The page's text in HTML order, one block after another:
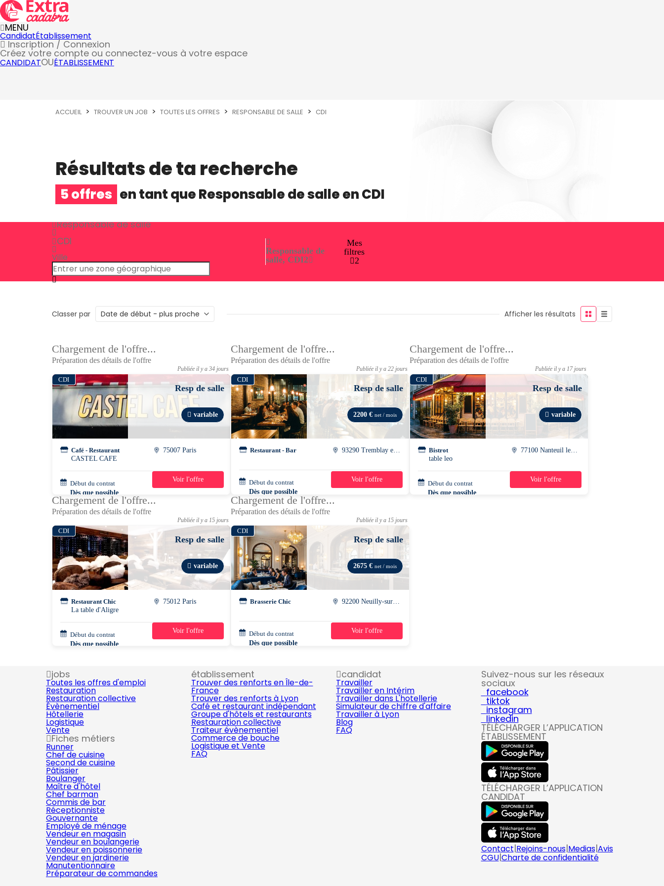
MENU
CandidatÉtablissement
Inscription / Connexion
Créez votre compte ou connectez-vous à votre espace
CANDIDATOUÉTABLISSEMENT
ACCUEIL TROUVER UN JOB TOUTES LES OFFRES RESPONSABLE DE SALLE CDI
Résultats de ta recherche
5 offres en tant queResponsable de salleenCDI
Responsable de salle
CDI
Ville
Responsable de
salle, CDI2
Mes
filtres
2
Classer par Afficher les résultats
Chargement de l'offre...
Préparation des détails de l'offre
Publiée il y a 34 jours
CDI
Resp de salle
variable
Café - Restaurant
CASTEL CAFE
75007 Paris
Début du contrat
Dès que possible
47h30/semaine
Voir l'offre
Chargement de l'offre...
Préparation des détails de l'offre
Publiée il y a 22 jours
CDI
Resp de salle
2200 € net / mois
Restaurant - Bar
Début du contrat
Dès que possible
39h/semaine
Voir l'offre
Chargement de l'offre...
Préparation des détails de l'offre
Publiée il y a 17 jours
CDI
Resp de salle
variable
Bistrot
table leo
Début du contrat
Dès que possible
39h/semaine
Voir l'offre
Chargement de l'offre...
Préparation des détails de l'offre
Publiée il y a 15 jours
CDI
Resp de salle
variable
Restaurant Chic
La table d'Aligre
75012 Paris
Début du contrat
Dès que possible
46h/semaine
Voir l'offre
Chargement de l'offre...
Préparation des détails de l'offre
Publiée il y a 15 jours
CDI
Resp de salle
2675 € net / mois
Brasserie Chic
Début du contrat
Dès que possible
39h/semaine
Voir l'offre
jobs
Toutes les offres d'emploi
Restauration
Restauration collective
Évènementiel
Hôtellerie
Logistique
Vente
Fiches métiers
Runner
Chef de cuisine
Second de cuisine
Pâtissier
Boulanger
Maître d'hôtel
Chef barman
Commis de bar
Réceptionniste
Gouvernante
Employé de ménage
Vendeur en magasin
Vendeur en boulangerie
Vendeur en poissonnerie
Vendeur en jardinerie
Manutentionnaire
Préparateur de commandes
établissement
Trouver des renforts en Île-de-
France
Trouver des renforts à Lyon
Café et restaurant indépendant
Groupe d'hôtels et restaurants
Restauration collective
Traiteur évènementiel
Commerce de bouche
Logistique et Vente
FAQ
candidat
Travailler
Travailler en Intérim
Travailler dans L'hotellerie
Simulateur de chiffre d'affaire
Travailler à Lyon
Blog
FAQ
Suivez-nous sur les réseaux
sociaux
facebook
tiktok
instagram
linkedin
TÉLÉCHARGER L’APPLICATION
ÉTABLISSEMENT
TÉLÉCHARGER L’APPLICATION
CANDIDAT
Contact|Rejoins-nous|Medias|Avis
CGU|Charte de confidentialité